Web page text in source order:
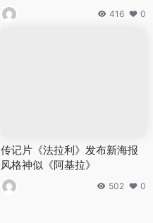
416 0
传记片《法拉利》发布新海报
风格神似《阿基拉》
502 0